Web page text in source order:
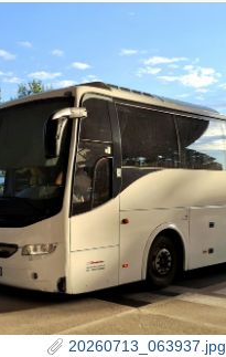
20260713_063937.jpg